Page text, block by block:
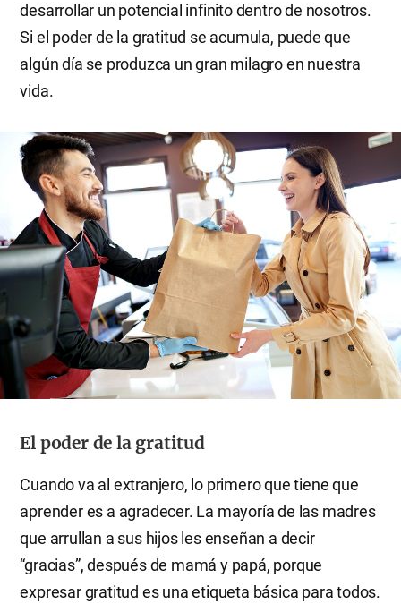
desarrollar un potencial infinito dentro de nosotros.
Si el poder de la gratitud se acumula, puede que
algún día se produzca un gran milagro en nuestra
vida.
El poder de la gratitud
Cuando va al extranjero, lo primero que tiene que
aprender es a agradecer. La mayoría de las madres
que arrullan a sus hijos les enseñan a decir
“gracias”, después de mamá y papá, porque
expresar gratitud es una etiqueta básica para todos.